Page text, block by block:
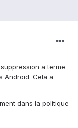
a terme
Android. Cela a
dans la politique